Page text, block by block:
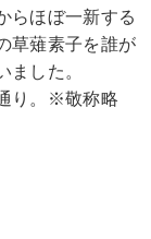
らほぼ一新する
草薙素子を誰が
ました。
り。※敬称略